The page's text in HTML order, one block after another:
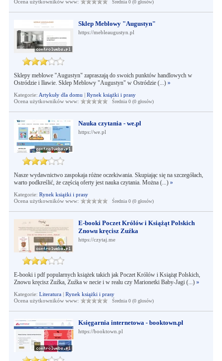
Ocena użytkowników www:
Średnia 0 (0 głosów)
Sklep Meblowy "Augustyn"
https://mebleaugustyn.pl
Sklepy meblowe "Augustyn" zapraszają do swoich punktów handlowych w
Ostródzie i Iławie. Sklep Meblowy "Augustyn" w Ostródzie (...) »
Kategorie: Artykuły dla domu | Rynek książki i prasy
Ocena użytkowników www:
Średnia 0 (0 głosów)
Nauka czytania - we.pl
https://we.pl
Nasze wydawnictwo zaspokaja różne oczekiwania. Skupiając się na szczegółach,
warto podkreślić, że częścią oferty jest nauka czytania. Można (...) »
Kategorie: Rynek książki i prasy
Ocena użytkowników www:
Średnia 0 (0 głosów)
E-booki Poczet Królów i Książąt Polskich
Znowu kręcisz Zuźka
https://czytaj.me
E-booki i pdf popularnych książek takich jak Poczet Królów i Książąt Polskich,
Znowu kręcisz Zuźka, Zuźka w necie i w realu czy Marionetki Baby-Jagi (...) »
Kategorie: Literatura| Rynek książki i prasy
Ocena użytkowników www:
Średnia 0 (0 głosów)
Księgarnia internetowa - booktown.pl
https://booktown.pl